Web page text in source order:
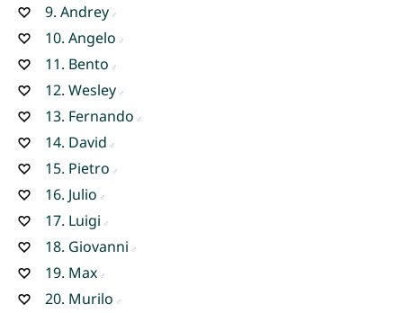
9. Andrey
10. Angelo
11. Bento
12. Wesley
13. Fernando
14. David
15. Pietro
16. Julio
17. Luigi
18. Giovanni
19. Max
20. Murilo